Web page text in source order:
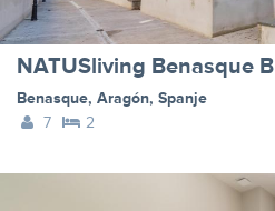
NATUSliving Benasque B
Benasque, Aragón, Spanje
7
2